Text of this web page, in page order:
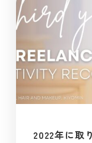
2022年に取